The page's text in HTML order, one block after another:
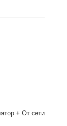
+ От сети